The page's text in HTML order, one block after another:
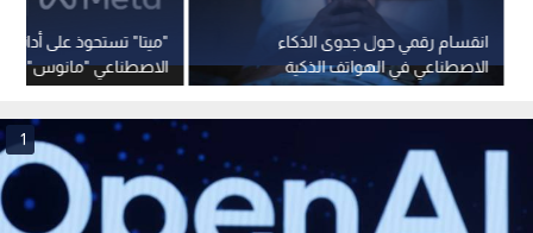
"ميتا" تستحوذ على أداة
الاصطناعي "مانوس"
الصين
انقسام رقمي حول جدوى الذكاء
الاصطناعي في الهواتف الذكية
1